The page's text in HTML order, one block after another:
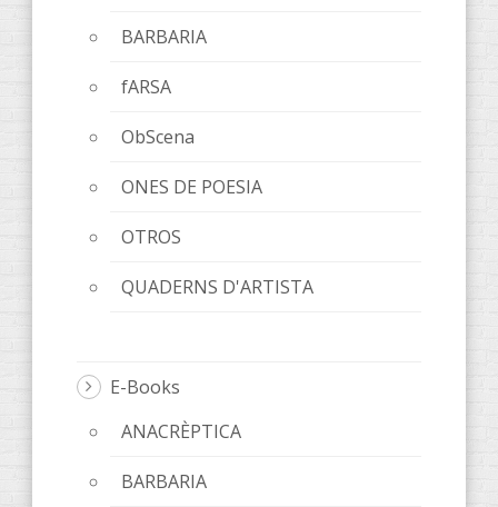
BARBARIA
fARSA
ObScena
ONES DE POESIA
OTROS
QUADERNS D'ARTISTA
E-Books
ANACRÈPTICA
BARBARIA